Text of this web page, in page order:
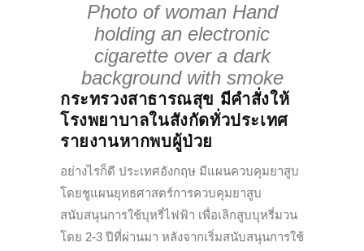
Photo of woman Hand
holding an electronic
cigarette over a dark
background with smoke
กระทรวงสาธารณสุข มีคำสั่งให้
โรงพยาบาลในสังกัดทั่วประเทศ
รายงานหากพบผู้ป่วย
อย่างไรก็ดี ประเทศอังกฤษ มีแผนควบคุมยาสูบ
โดยชูแผนยุทธศาสตร์การควบคุมยาสูบ
สนับสนุนการใช้บุหรี่ไฟฟ้า เพื่อเลิกสูบบุหรี่มวน
โดย 2-3 ปีที่ผ่านมา หลังจากเริ่มสนับสนุนการใช้